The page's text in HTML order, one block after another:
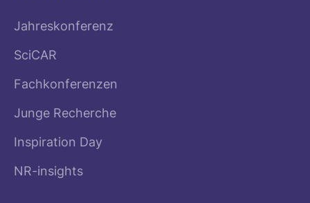
Jahreskonferenz
SciCAR
Fachkonferenzen
Junge Recherche
Inspiration Day
NR-insights